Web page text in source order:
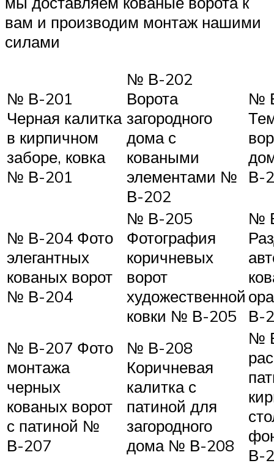
вам и производим монтаж нашими
силами
№ В-201
Черная калитка
в кирпичном
заборе, ковка
№ В-201
№ В-202
Ворота
загородного
дома с
коваными
элементами №
В-202
№
В-
№ В-204 Фото
элегантных
кованых ворот
№ В-204
№ В-205
Фотография
коричневых
ворот
художественной
ковки № В-205
№
В-
№ В-207 Фото
монтажа
черных
кованых ворот
с патиной №
В-207
№ В-208
Коричневая
калитка с
патиной для
загородного
дома № В-208
№
В-